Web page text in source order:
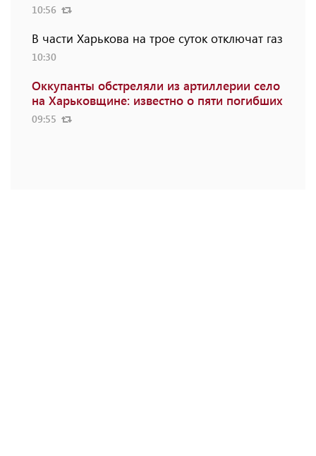
10:56
В части Харькова на трое суток отключат газ
10:30
Оккупанты обстреляли из артиллерии село
на Харьковщине: известно о пяти погибших
09:55